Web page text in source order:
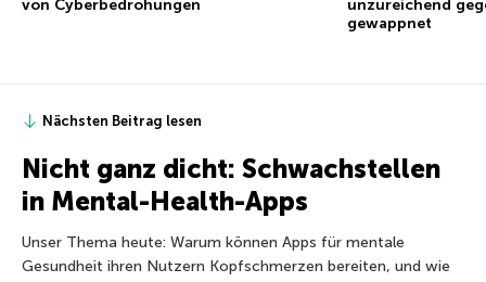
von Cyberbedrohungen
unzureichend
gewappnet
Nächsten Beitrag lesen
Nicht ganz dicht: Schwachstellen
in Mental-Health-Apps
Unser Thema heute: Warum können Apps für mentale
Gesundheit ihren Nutzern Kopfschmerzen bereiten, und wie